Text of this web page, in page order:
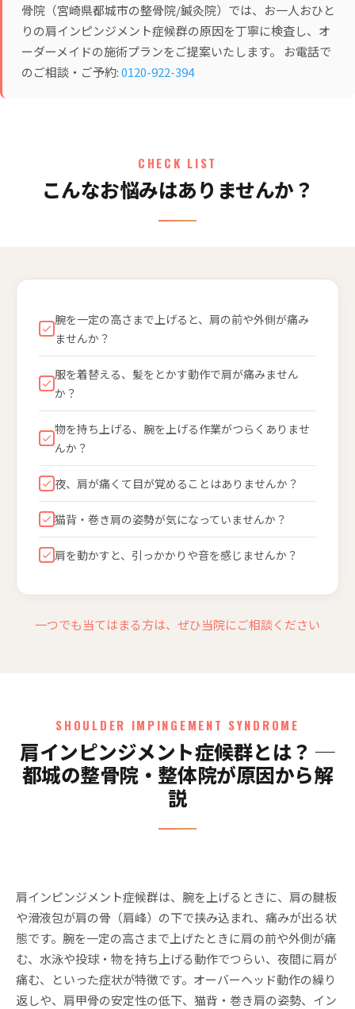
骨院（宮崎県都城市の整骨院/鍼灸院）では、お一人おひと
りの肩インピンジメント症候群の原因を丁寧に検査し、オ
ーダーメイドの施術プランをご提案いたします。 お電話で
のご相談・ご予約:0120-922-394
CHECK LIST
こんなお悩みはありませんか？
腕を一定の高さまで上げると、肩の前や外側が痛み
ませんか？
服を着替える、髪をとかす動作で肩が痛みません
か？
物を持ち上げる、腕を上げる作業がつらくありませ
んか？
夜、肩が痛くて目が覚めることはありませんか？
猫背・巻き肩の姿勢が気になっていませんか？
肩を動かすと、引っかかりや音を感じませんか？
一つでも当てはまる方は、ぜひ当院にご相談ください
SHOULDER IMPINGEMENT SYNDROME
肩インピンジメント症候群とは？ ─
都城の整骨院・整体院が原因から解
説
肩インピンジメント症候群は、腕を上げるときに、肩の腱板
や滑液包が肩の骨（肩峰）の下で挟み込まれ、痛みが出る状
態です。腕を一定の高さまで上げたときに肩の前や外側が痛
む、水泳や投球・物を持ち上げる動作でつらい、夜間に肩が
痛む、といった症状が特徴です。オーバーヘッド動作の繰り
返しや、肩甲骨の安定性の低下、猫背・巻き肩の姿勢、イン